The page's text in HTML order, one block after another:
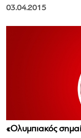
03.04.2015
«Ολυμπιακός